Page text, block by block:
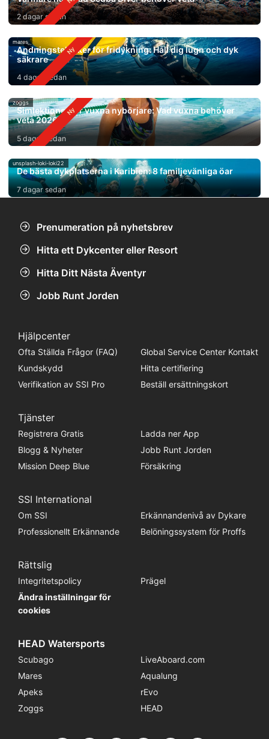
2 dagar sedan
mares
Andningstekniker för fridykning: Håll dig lugn och dyk
säkrare
4 dagar sedan
zoggs
Simlektioner för vuxna nybörjare: Vad vuxna behöver
veta 2026
5 dagar sedan
unsplash-loki-loki22
De bästa dykplatserna i Karibien: 8 familjevänliga öar
7 dagar sedan
Prenumeration på nyhetsbrev
Hitta ett Dykcenter eller Resort
Hitta Ditt Nästa Äventyr
Jobb Runt Jorden
Hjälpcenter
Ofta Ställda Frågor (FAQ)
Global Service Center Kontakt
Kundskydd
Hitta certifiering
Verifikation av SSI Pro
Beställ ersättningskort
Tjänster
Registrera Gratis
Ladda ner App
Blogg & Nyheter
Jobb Runt Jorden
Mission Deep Blue
Försäkring
SSI International
Om SSI
Erkännandenivå av Dykare
Professionellt Erkännande
Belöningssystem för Proffs
Rättslig
Integritetspolicy
Prägel
Ändra inställningar för
cookies
HEAD Watersports
Scubago
LiveAboard.com
Mares
Aqualung
Apeks
rEvo
Zoggs
HEAD